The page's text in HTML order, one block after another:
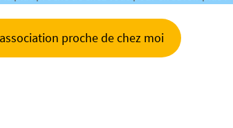
proche de chez moi